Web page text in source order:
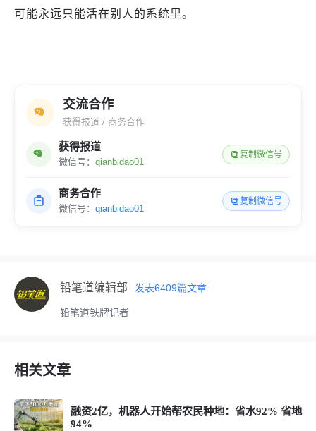
可能永远只能活在别人的系统里。
交流合作
获得报道 / 商务合作
获得报道
微信号： qianbidao01
复制微信号
商务合作
微信号： qianbidao01
复制微信号
铅笔道编辑部 发表6409篇文章
铅笔道铁牌记者
相关文章
融资2亿，机器人开始帮农民种地：省水92% 省地
94%